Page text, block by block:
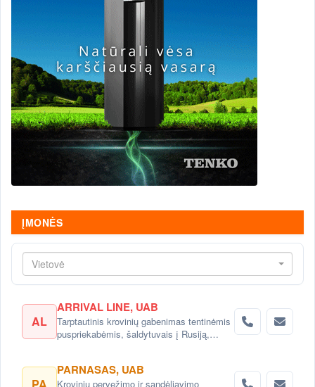
ĮMONĖS
Vietovė
AL
ARRIVAL LINE, UAB
Tarptautinis krovinių gabenimas tentinėmis
puspriekabėmis, šaldytuvais į Rusiją,
PA
PARNASAS, UAB
Krovinių pervežimo ir sandėliavimo